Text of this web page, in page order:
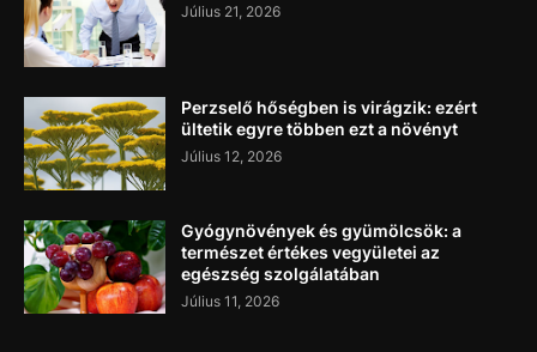
Július 21, 2026
Perzselő hőségben is virágzik: ezért
ültetik egyre többen ezt a növényt
Július 12, 2026
Gyógynövények és gyümölcsök: a
természet értékes vegyületei az
egészség szolgálatában
Július 11, 2026